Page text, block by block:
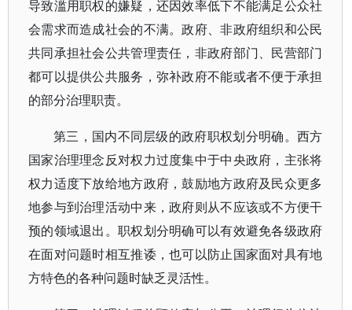
导致滥用职权的嫌疑，还因效率低下不能满足公众社
会需求而造成社会的不满。政府、非政府组织和公民
共同承担社会公共管理责任，非政府部门、民营部门
都可以提供公共服务，弥补政府不能或者不便于承担
的部分治理职责。
第三，国内不同层级的政府职权划分明确。西方
国家治理理念反对权力过度集中于中央政府，主张将
权力适度下放给地方政府，鼓励地方政府及民众更多
地参与到治理活动中来，政府则从不应该或不方便干
预的领域退出。职权划分明确可以有效避免各级政府
在面对问题时相互推诿，也可以防止国家面对具有地
方特色的各种问题时缺乏灵活性。